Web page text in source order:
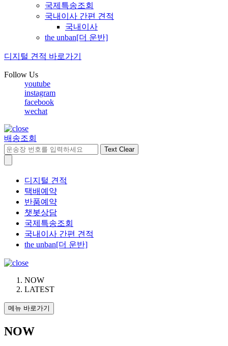
국제특송조회
국내이사 간편 견적
국내이사
the unban[더 운반]
디지털 견적 바로가기
Follow Us
youtube
instagram
facebook
wechat
배송조회
Text Clear
디지털 견적
택배예약
반품예약
챗봇상담
국제특송조회
국내이사 간편 견적
the unban[더 운반]
NOW
LATEST
메뉴 바로가기
NOW